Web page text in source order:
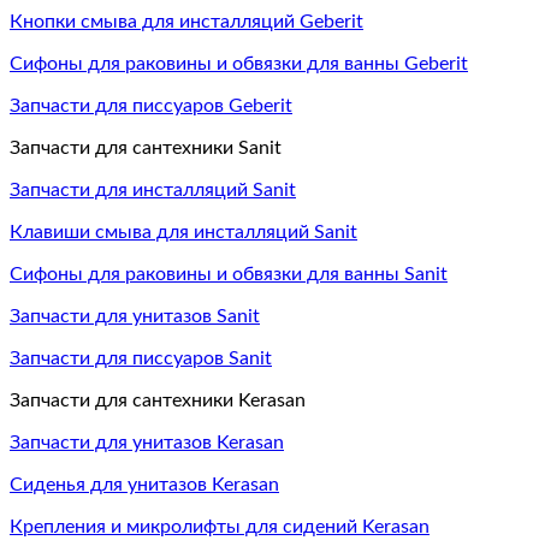
Кнопки смыва для инсталляций Geberit
Сифоны для раковины и обвязки для ванны Geberit
Запчасти для писсуаров Geberit
Запчасти для сантехники Sanit
Запчасти для инсталляций Sanit
Клавиши смыва для инсталляций Sanit
Сифоны для раковины и обвязки для ванны Sanit
Запчасти для унитазов Sanit
Запчасти для писсуаров Sanit
Запчасти для сантехники Kerasan
Запчасти для унитазов Kerasan
Сиденья для унитазов Kerasan
Крепления и микролифты для сидений Kerasan